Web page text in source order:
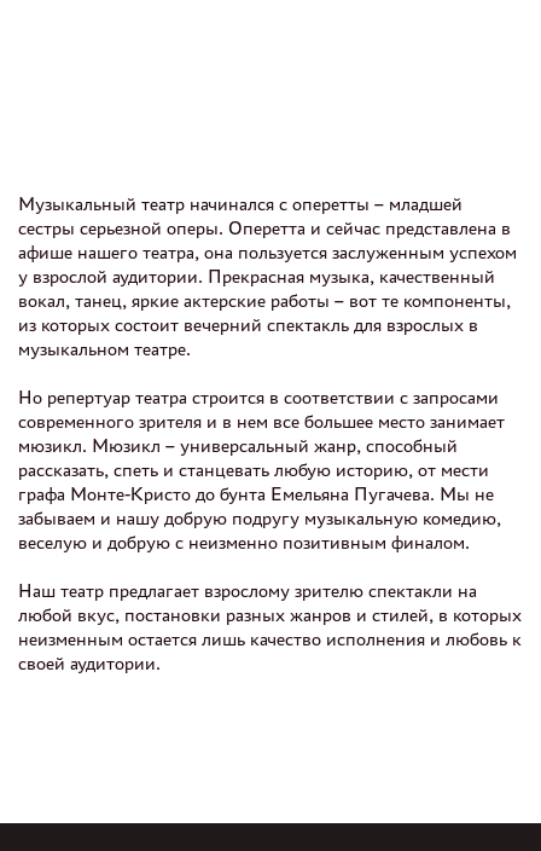
Музыкальный театр начинался с оперетты – младшей
сестры серьезной оперы. Оперетта и сейчас представлена в
афише нашего театра, она пользуется заслуженным успехом
у взрослой аудитории. Прекрасная музыка, качественный
вокал, танец, яркие актерские работы – вот те компоненты,
из которых состоит вечерний спектакль для взрослых в
музыкальном театре.
Но репертуар театра строится в соответствии с запросами
современного зрителя и в нем все большее место занимает
мюзикл. Мюзикл – универсальный жанр, способный
рассказать, спеть и станцевать любую историю, от мести
графа Монте-Кристо до бунта Емельяна Пугачева. Мы не
забываем и нашу добрую подругу музыкальную комедию,
веселую и добрую с неизменно позитивным финалом.
Наш театр предлагает взрослому зрителю спектакли на
любой вкус, постановки разных жанров и стилей, в которых
неизменным остается лишь качество исполнения и любовь к
своей аудитории.